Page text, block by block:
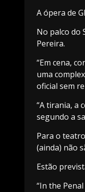
A ópera de
No palco do
Pereira.
“Em cena,
uma
oficial sem
“A tirania, a
segundo a
Para o
(ainda) não
Estão
“In the